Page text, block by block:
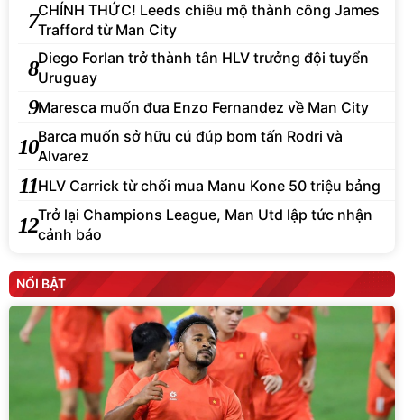
7CHÍNH THỨC! Leeds chiêu mộ thành công James
Trafford từ Man City
8Diego Forlan trở thành tân HLV trưởng đội tuyển
Uruguay
9Maresca muốn đưa Enzo Fernandez về Man City
10Barca muốn sở hữu cú đúp bom tấn Rodri và
Alvarez
11HLV Carrick từ chối mua Manu Kone 50 triệu bảng
12Trở lại Champions League, Man Utd lập tức nhận
cảnh báo
NỔI BẬT